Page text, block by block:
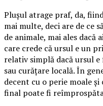
Plușul atrage praf, da,
mai multe, deci are de ce
de animale, mai ales dacă
care crede că ursul e un
relativ simplă dacă ursul
sau curățare locală. În
decent cu o perie moale
final poate fi